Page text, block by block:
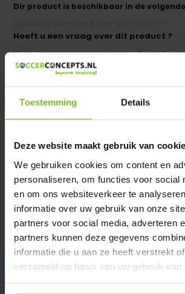
Toestemming Details
Deze website maakt gebruik van
We gebruiken cookies om content en
personaliseren, om functies voor social
en om ons websiteverkeer te
informatie over uw gebruik van onze
partners voor social media, adverteren
partners kunnen deze gegevens
informatie die u aan ze heeft verstrekt
verzameld op basis van uw gebruik van
Dir product is beschikbaar in de
Heeft u een vraag over dit product ?
We helpen u graag met meer informatie
Verstuur email
Specificaties
Reviews
Delen